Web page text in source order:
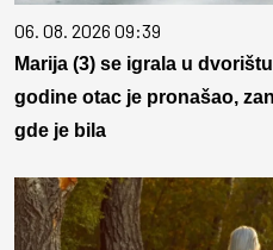
06. 08. 2026 09:39
Marija (3) se igrala u
godine otac je pronašao,
gde je bila